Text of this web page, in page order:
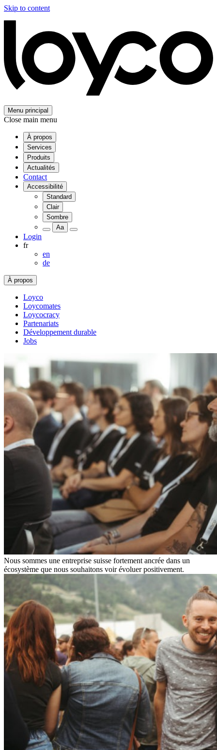
Skip to content
Menu principal
Close main menu
À propos
Services
Produits
Actualités
Contact
Accessibilité
Standard
Clair
Sombre
Aa
Login
fr
en
de
À propos
Loyco
Loycomates
Loycocracy
Partenariats
Développement durable
Jobs
Nous sommes une entreprise suisse fortement ancrée dans un
écosystème que nous souhaitons voir évoluer positivement.